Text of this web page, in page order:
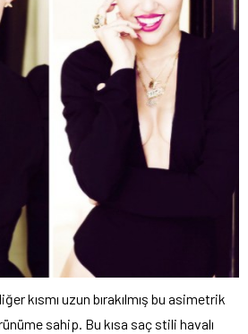
kısmı uzun bırakılmış bu asimetrik
sahip. Bu kısa saç stili havalı